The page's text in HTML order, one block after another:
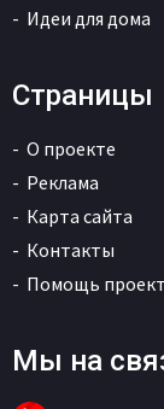
Идеи для дома
Страницы
О проекте
Реклама
Карта сайта
Контакты
Помощь
Мы на